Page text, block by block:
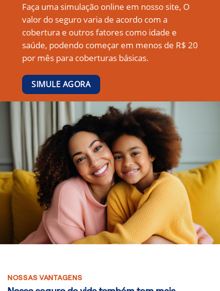
Faça uma simulação online em nosso site, O
valor do seguro varia de acordo com a
cobertura e outros fatores como idade e
saúde, podendo começar em menos de R$ 20
por mês para coberturas básicas.
SIMULE AGORA
NOSSAS VANTAGENS